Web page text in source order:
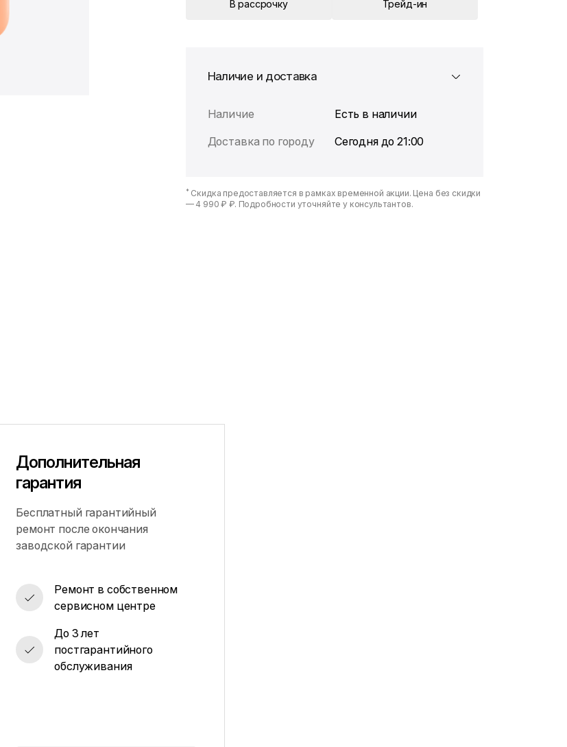
В рассрочку Трейд-ин
Наличие и доставка
Наличие
Есть в наличии
Доставка по городу
Сегодня до 21:00
* Скидка предоставляется в рамках временной акции. Цена без скидки
— 4 990 ₽ ₽. Подробности уточняйте у консультантов.
Дополнительная
гарантия
Бесплатный гарантийный
ремонт после окончания
заводской гарантии
Ремонт в собственном
сервисном центре
До 3 лет
постгарантийного
обслуживания